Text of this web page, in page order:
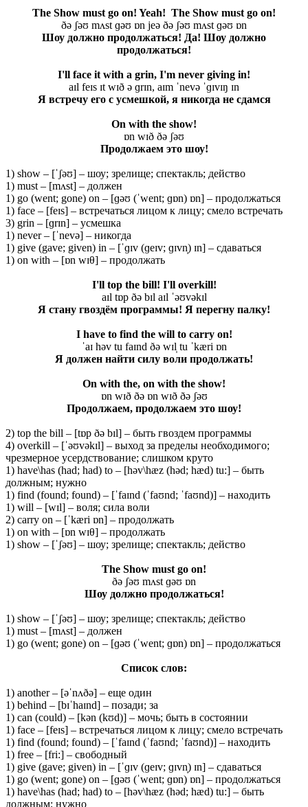
The Show must go on! Yeah! The Show must go on!
ðə ʃəʊ mʌst ɡəʊ ɒn jeə ðə ʃəʊ mʌst ɡəʊ ɒn
Шоу должно продолжаться! Да! Шоу должно
продолжаться!
I'll face it with a grin, I'm never giving in!
aɪl feɪs ɪt wɪð ə ɡrɪn, aɪm ˈnevə ˈɡɪvɪŋ ɪn
Я встречу его с усмешкой, я никогда не сдамся
On with the show!
ɒn wɪð ðə ʃəʊ
Продолжаем это шоу!
1) show – [ˈʃəʊ] – шоу; зрелище; спектакль; действо
1) must – [mʌst] – должен
1) go (went; gone) on – [ɡəʊ (ˈwent; ɡɒn) ɒn] – продолжаться
1) face – [feɪs] – встречаться лицом к лицу; смело встречать
3) grin – [ɡrɪn] – усмешка
1) never – [ˈnevə] – никогда
1) give (gave; given) in – [ˈɡɪv (ɡeɪv; ɡɪvn̩) ɪn] – сдаваться
1) on with – [ɒn wɪθ] – продолжать
I'll top the bill! I'll overkill!
aɪl tɒp ðə bɪl aɪl ˈəʊvəkɪl
Я стану гвоздём программы! Я перегну палку!
I have to find the will to carry on!
ˈaɪ həv tu faɪnd ðə wɪl̩ tu ˈkæri ɒn
Я должен найти силу воли продолжать!
On with the, on with the show!
ɒn wɪð ðə ɒn wɪð ðə ʃəʊ
Продолжаем, продолжаем это шоу!
2) top the bill – [tɒp ðə bɪl] – быть гвоздем программы
4) overkill – [ˈəʊvəkɪl] – выход за пределы необходимого;
чрезмерное усердствование; слишком круто
1) have\has (had; had) to – [həv\hæz (həd; hæd) tu:] – быть
должным; нужно
1) find (found; found) – [ˈfaɪnd (ˈfaʊnd; ˈfaʊnd)] – находить
1) will – [wɪl] – воля; сила воли
2) carry on – [ˈkæri ɒn] – продолжать
1) on with – [ɒn wɪθ] – продолжать
1) show – [ˈʃəʊ] – шоу; зрелище; спектакль; действо
The Show must go on!
ðə ʃəʊ mʌst ɡəʊ ɒn
Шоу должно продолжаться!
1) show – [ˈʃəʊ] – шоу; зрелище; спектакль; действо
1) must – [mʌst] – должен
1) go (went; gone) on – [ɡəʊ (ˈwent; ɡɒn) ɒn] – продолжаться
Список слов:
1) another – [əˈnʌðə] – еще один
1) behind – [bɪˈhaɪnd] – позади; за
1) can (could) – [kən (kʊd)] – мочь; быть в состоянии
1) face – [feɪs] – встречаться лицом к лицу; смело встречать
1) find (found; found) – [ˈfaɪnd (ˈfaʊnd; ˈfaʊnd)] – находить
1) free – [fri:] – свободный
1) give (gave; given) in – [ˈɡɪv (ɡeɪv; ɡɪvn̩) ɪn] – сдаваться
1) go (went; gone) on – [ɡəʊ (ˈwent; ɡɒn) ɒn] – продолжаться
1) have\has (had; had) to – [həv\hæz (həd; hæd) tu:] – быть
должным; нужно